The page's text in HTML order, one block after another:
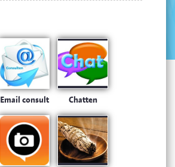
Email consult Chatten